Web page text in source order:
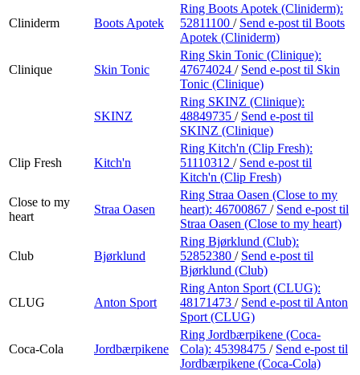
Cliniderm Boots Apotek
Ring Boots Apotek (Cliniderm):
52811100 / Send e-post til Boots
Apotek (Cliniderm)
Clinique Skin Tonic
Ring Skin Tonic (Clinique):
47674024 / Send e-post til Skin
Tonic (Clinique)
SKINZ
Ring SKINZ (Clinique):
48849735 / Send e-post til
SKINZ (Clinique)
Clip Fresh Kitch'n
Ring Kitch'n (Clip Fresh):
51110312 / Send e-post til
Kitch'n (Clip Fresh)
Close to my
heart
Straa Oasen
Ring Straa Oasen (Close to my
heart): 46700867 / Send e-post til
Straa Oasen (Close to my heart)
Club Bjørklund
Ring Bjørklund (Club):
52852380 / Send e-post til
Bjørklund (Club)
CLUG Anton Sport
Ring Anton Sport (CLUG):
48171473 / Send e-post til Anton
Sport (CLUG)
Coca-Cola Jordbærpikene
Ring Jordbærpikene (Coca-
Cola): 45398475 / Send e-post til
Jordbærpikene (Coca-Cola)